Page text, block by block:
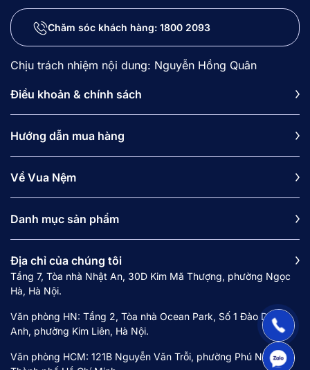
7.1. Bộ ga chun có phù hợp với mọi loại đệm
7.2. Ga chun có dùng được cho đệm dày 25cm
trở lên không?
7.4. Vì sao ga chun bị xô lệch hoặc tuột khỏi
đệm?
7.5. Ga chun có dùng được 4 mùa không?
7.6. Ga chun có bị bai dão hoặc nhăn sau nhiều
lần giặt không?
1. Giới thiệu về bộ chăn ga chun
Bộ chăn gachun bao gồm các sản phẩm cơ bản
. Điểm
khác biệt lớn nhất nằm ở phần ga được may kèm
Chăm sóc khách hàng: 1800 2093
Chịu trách nhiệm nội dung: Nguyễn Hồng Quân
Điều khoản & chính sách
Hướng dẫn mua hàng
Về Vua Nệm
Danh mục sản phẩm
Địa chỉ của chúng tôi
Tầng 7, Tòa nhà Nhật An, 30D Kim Mã Thượng, phường Ngọc
Hà, Hà Nội.
Văn phòng HN: Tầng 2, Tòa nhà Ocean Park, Số 1 Đào Duy
Anh, phường Kim Liên, Hà Nội.
Văn phòng HCM: 121B Nguyễn Văn Trỗi, phường Phú Nhuận,